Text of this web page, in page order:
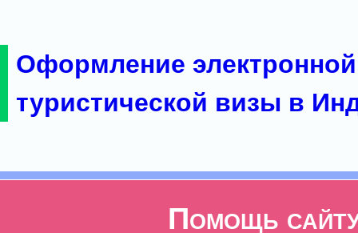
Оформление электронной
туристической визы в
Помощь